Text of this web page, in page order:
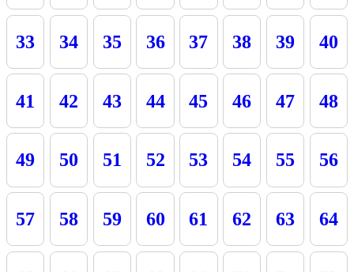
33 34 35 36 37 38 39 40
41 42 43 44 45 46 47 48
49 50 51 52 53 54 55 56
57 58 59 60 61 62 63 64